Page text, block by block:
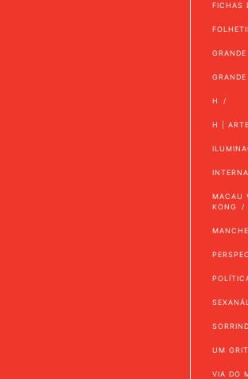
FICHAS
H
H |
MACAU
KONG
UM
VIA DO